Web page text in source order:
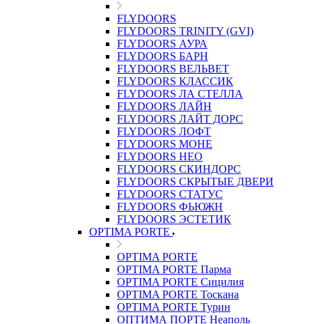
FLYDOORS
FLYDOORS TRINITY (GVI)
FLYDOORS АУРА
FLYDOORS БАРН
FLYDOORS ВЕЛЬВЕТ
FLYDOORS КЛАССИК
FLYDOORS ЛА СТЕЛЛА
FLYDOORS ЛАЙН
FLYDOORS ЛАЙТ ДОРС
FLYDOORS ЛОФТ
FLYDOORS МОНЕ
FLYDOORS НЕО
FLYDOORS СКИНДОРС
FLYDOORS СКРЫТЫЕ ДВЕРИ
FLYDOORS СТАТУС
FLYDOORS ФЬЮЖН
FLYDOORS ЭСТЕТИК
OPTIMA PORTE
OPTIMA PORTE
OPTIMA PORTE Парма
OPTIMA PORTE Сицилия
OPTIMA PORTE Тоскана
OPTIMA PORTE Турин
ОПТИМА ПОРТЕ Неаполь